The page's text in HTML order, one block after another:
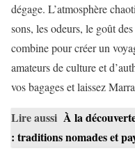
dégage. L’atmosphère
sons, les odeurs, le goût
combine pour créer un
amateurs de culture et
vos bagages et laissez
Lire aussi À la
: traditions nomades et